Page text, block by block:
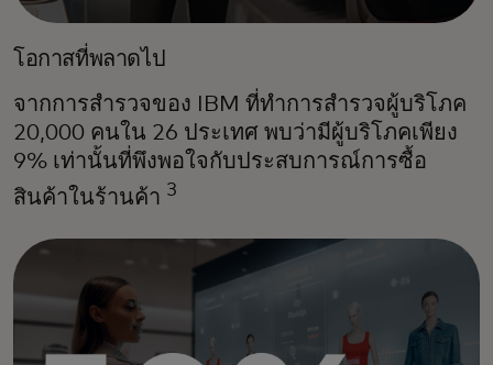
โอกาสที่พลาดไป
จากการสำรวจของ IBM ที่ทำการสำรวจผู้บริโภค
20,000 คนใน 26 ประเทศ พบว่ามีผู้บริโภคเพียง
9% เท่านั้นที่พึงพอใจกับประสบการณ์การซื้อ
สินค้าในร้านค้า 3